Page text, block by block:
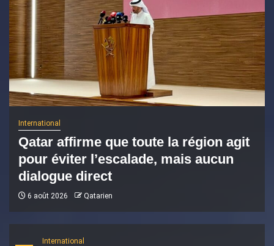
International
International
Qatar affirme que toute la région agit
pour éviter l’escalade, mais aucun
dialogue direct
6 août 2026 Qatarien